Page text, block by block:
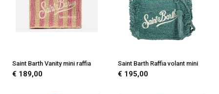
Saint Barth Vanity mini raffia
€ 189,00
Saint Barth Raffia volant mini
€ 195,00